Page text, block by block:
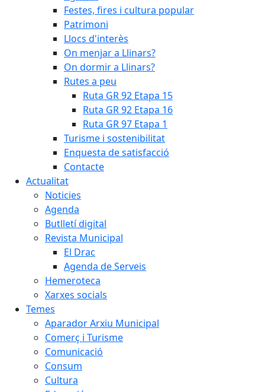
Festes, fires i cultura popular
Patrimoni
Llocs d'interès
On menjar a Llinars?
On dormir a Llinars?
Rutes a peu
Ruta GR 92 Etapa 15
Ruta GR 92 Etapa 16
Ruta GR 97 Etapa 1
Turisme i sostenibilitat
Enquesta de satisfacció
Contacte
Actualitat
Noticies
Agenda
Butlletí digital
Revista Municipal
El Drac
Agenda de Serveis
Hemeroteca
Xarxes socials
Temes
Aparador Arxiu Municipal
Comerç i Turisme
Comunicació
Consum
Cultura